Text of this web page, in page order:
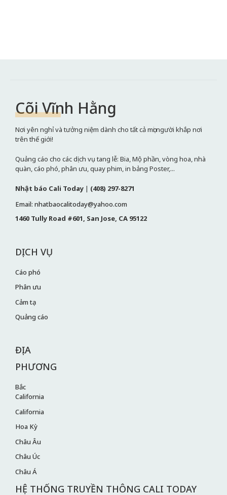
Cõi Vĩnh Hằng
Nơi yên nghỉ và tưởng niệm dành cho tất cả mọi người khắp nơi
trên thế giới!
Quảng cáo cho các dịch vụ tang lễ: Bia, Mộ phần, vòng hoa, nhà
quàn, cáo phó, phân ưu, quay phim, in bảng Poster,...
Nhật báo Cali Today | (408) 297-8271
Email: nhatbaocalitoday@yahoo.com
1460 Tully Road #601, San Jose, CA 95122
DỊCH VỤ
Cáo phó
Phân ưu
Cảm tạ
Quảng cáo
ĐỊA
PHƯƠNG
Bắc
California
California
Hoa Kỳ
Châu Âu
Châu Úc
Châu Á
HỆ THỐNG TRUYỀN THÔNG CALI TODAY